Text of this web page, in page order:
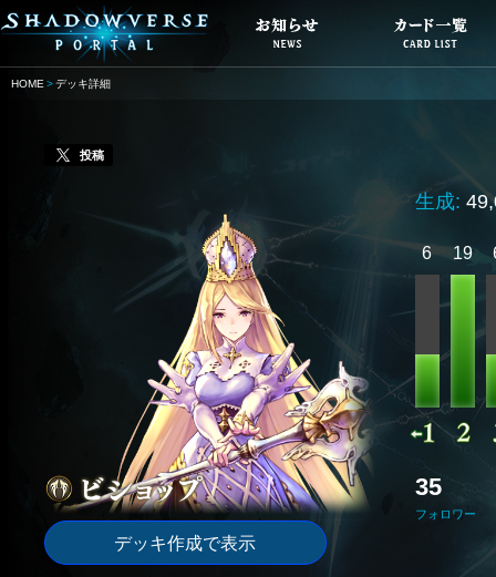
HOME デッキ詳細
投稿
デッキ作成で表示
生成:
6 19
35
フォロワー